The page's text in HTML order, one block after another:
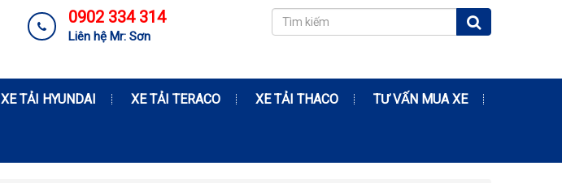
0902 334 314
Liên hệ Mr: Sơn
XE TẢI HYUNDAI XE TẢI TERACO XE TẢI THACO TƯ VẤN MUA XE